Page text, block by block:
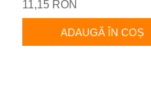
11,15 RON
ADAUGĂ ÎN COȘ